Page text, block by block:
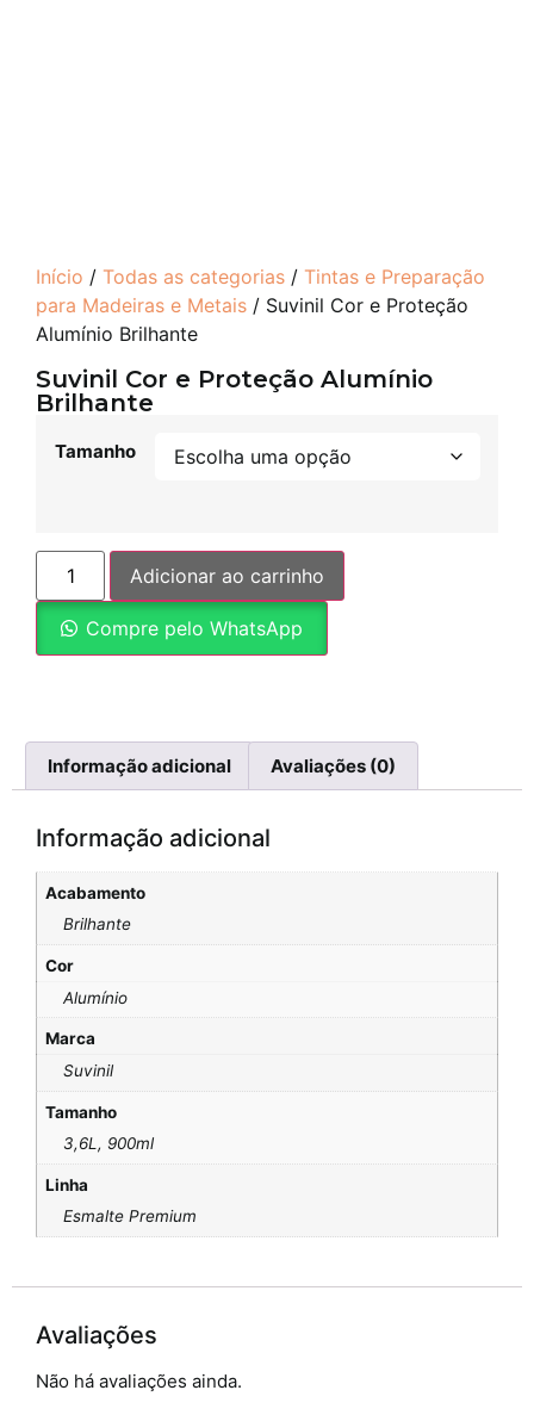
Início / Todas as categorias / Tintas e Preparação
para Madeiras e Metais / Suvinil Cor e Proteção
Alumínio Brilhante
Suvinil Cor e Proteção Alumínio
Brilhante
Tamanho
Adicionar ao carrinho
Compre pelo WhatsApp
Informação adicional Avaliações (0)
Informação adicional
Acabamento
Brilhante
Cor
Alumínio
Marca
Suvinil
Tamanho
3,6L, 900ml
Linha
Esmalte Premium
Avaliações
Não há avaliações ainda.